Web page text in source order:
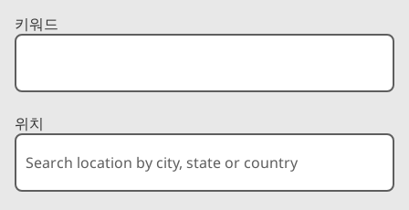
Filter Jobs By
키워드
위치